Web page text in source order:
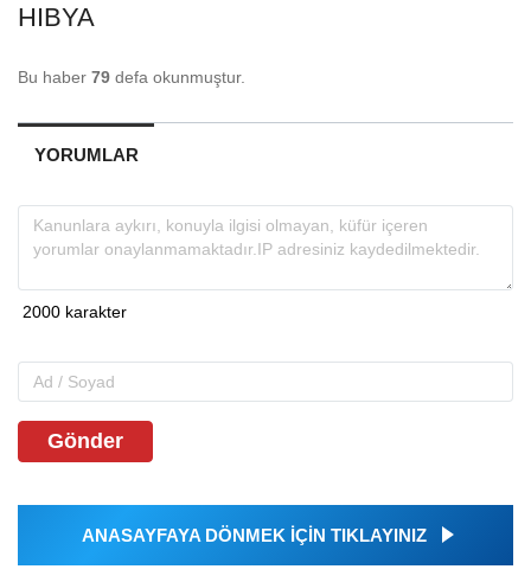
HIBYA
Bu haber 79 defa okunmuştur.
YORUMLAR
Gönder
ANASAYFAYA DÖNMEK İÇİN TIKLAYINIZ